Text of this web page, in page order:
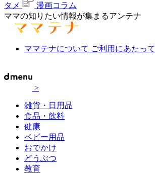
タメ
漫画コラム
ママの知りたい情報が集まるアンテナ
ママテナについて ご利用にあたって
>
雑貨・日用品
食品・飲料
健康
ベビー用品
おでかけ
どうぶつ
教育